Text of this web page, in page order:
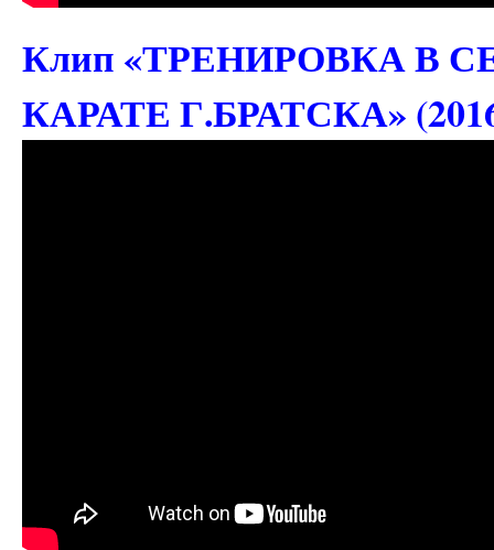
Клип «ТРЕНИРОВКА В
КАРАТЕ Г.БРАТСКА»